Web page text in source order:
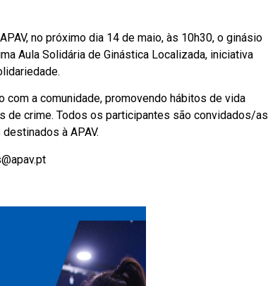
no próximo dia 14 de maio, às 10h30, o ginásio
Aula Solidária de Ginástica Localizada, iniciativa
a comunidade, promovendo hábitos de vida
de crime. Todos os participantes são convidados/as
à APAV.